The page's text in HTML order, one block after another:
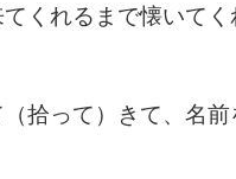
くれるまで懐いて
拾って）きて、名